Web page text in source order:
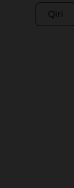
Qiri